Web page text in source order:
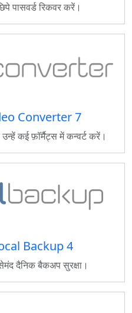
पासवर्ड रिकवर करें।
Converter 7
कई फ़ॉर्मैट्स में कन्वर्ट करें।
Backup 4
दैनिक बैकअप सुरक्षा।